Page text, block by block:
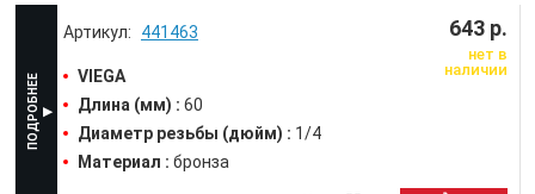
441463
VIEGA
Длина (мм) : 60
Диаметр резьбы (дюйм) : 1/4
Материал : бронза
643 р.
нет в
наличии